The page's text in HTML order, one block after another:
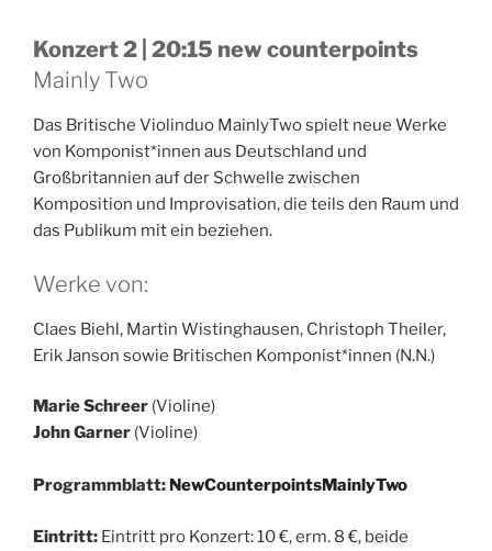
Konzert 2 | 20:15 new counterpoints
Mainly Two
Das Britische Violinduo MainlyTwo spielt neue Werke
von Komponist*innen aus Deutschland und
Großbritannien auf der Schwelle zwischen
Komposition und Improvisation, die teils den Raum und
das Publikum mit ein beziehen.
Werke von:
Claes Biehl, Martin Wistinghausen, Christoph Theiler,
Erik Janson sowie Britischen Komponist*innen (N.N.)
Marie Schreer (Violine)
John Garner (Violine)
Programmblatt: NewCounterpointsMainlyTwo
Eintritt: Eintritt pro Konzert: 10 €, erm. 8 €, beide